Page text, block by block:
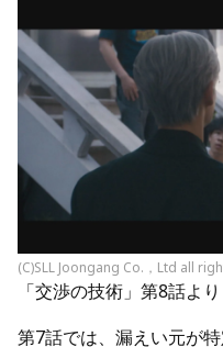
(C)SLL Joongang Co.，Ltd all
「交渉の技術」第8話より
第7話では、漏えい元が